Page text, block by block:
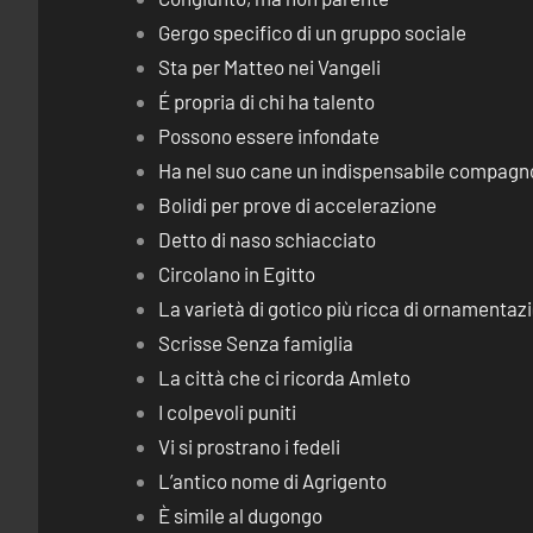
Gergo specifico di un gruppo sociale
Sta per Matteo nei Vangeli
É propria di chi ha talento
Possono essere infondate
Ha nel suo cane un indispensabile
Bolidi per prove di accelerazione
Detto di naso schiacciato
Circolano in Egitto
La varietà di gotico più ricca di
Scrisse Senza famiglia
La città che ci ricorda Amleto
I colpevoli puniti
Vi si prostrano i fedeli
L’antico nome di Agrigento
È simile al dugongo